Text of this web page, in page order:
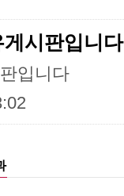
시판입니다
입니다